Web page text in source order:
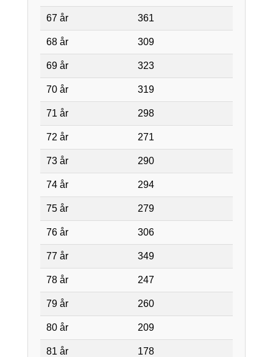
67 år 361
68 år 309
69 år 323
70 år 319
71 år 298
72 år 271
73 år 290
74 år 294
75 år 279
76 år 306
77 år 349
78 år 247
79 år 260
80 år 209
81 år 178